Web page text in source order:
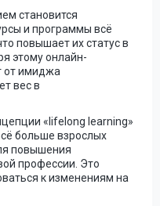
становится
и программы всё
повышает их статус в
этому онлайн-
от имиджа
вес в
«lifelong learning»
больше взрослых
повышения
профессии. Это
к изменениям на